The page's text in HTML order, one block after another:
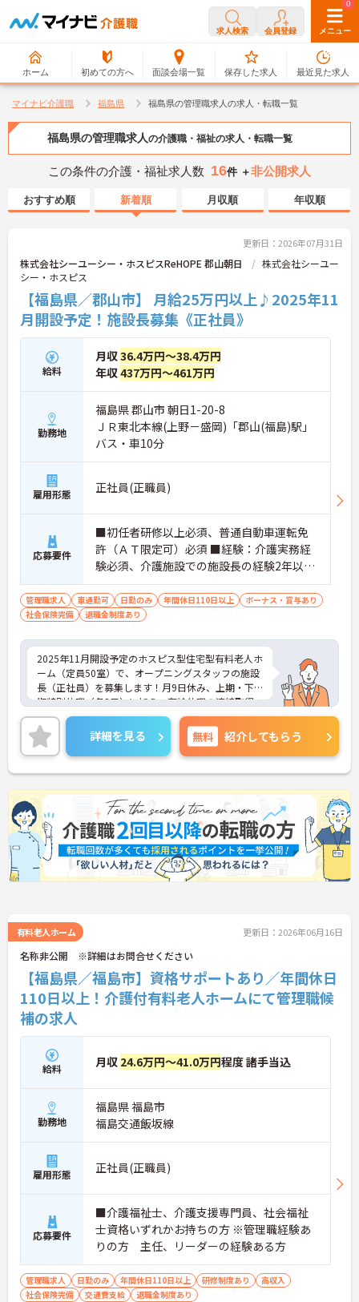
求人検索 会員登録 メニュー
ホーム 初めての方へ 面談会場一覧
0
保存した求人
0
最近見た求人
マイナビ介護職 福島県 福島県の管理職求人の求人・転職一覧
福島県の管理職求人の介護職・福祉の求人・転職一覧
この条件の介護・福祉求人数 16件 ＋非公開求人
おすすめ順 新着順 月収順 年収順
更新日：2026年07月31日
株式会社シーユーシー・ホスピスReHOPE 郡山朝日
株式会社シーユー
シー・ホスピス
【福島県／郡山市】 月給25万円以上♪2025年11
月開設予定！施設長募集《正社員》
給料
月収36.4万円～38.4万円
年収437万円～461万円
勤務地
福島県 郡山市 朝日1-20-8
ＪＲ東北本線(上野－盛岡)「郡山(福島)駅」
バス・車10分
雇用形態 正社員(正職員)
応募要件
■初任者研修以上必須、普通自動車運転免
許（ＡＴ限定可）必須 ■経験：介護実務経
験必須、介護施設での施設長の経験2年以上
（マネジメント経験必須） ※PCスキル（PC
操作、Word・Excel※初級レベル以上）
管理職求人 車通勤可 日勤のみ 年間休日110日以上
ボーナス・賞与あり
社会保険完備
退職金制度あり
2025年11月開設予定のホスピス型住宅型有料老人ホ
ーム（定員50室）で、オープニングスタッフの施設
長（正社員）を募集します！月9日休み、上期・下
期特別休暇（各3日）に加え、有給休暇の連続取得
を奨励する長期休暇支援制度もあります。福利厚生
が充実しており、資格取得支援、健康支援（オプシ
ョン健診補助等）、心の健康支援（マインドフルネ
ス）、保育手当、退職金制度（勤続3年以上）など
が整っています。車通勤も可能（駐車場有、ガソリ
ン代規定支給、交通費別途支給）。入社時研修では
ホスピスケアの基礎から専門知識（難病ケア、疼痛
緩和、人工呼吸器等）まで学べ、等級表に基づく学
びの手引きや定期的な振り返りでスキルアップを支
援します。CUCホスピスは複数の拠点を展開してお
り、称賛文化（月次表彰や年次イベント）を大切に
し、チーム一丸となってご入居者さまの「前を向い
ちしています。ご興味のある方は詳細等をお伝えし
詳細を見る 無料 紹介してもらう
有料老人ホーム 更新日：2026年06月16日
名称非公開 ※詳細はお問合せください
【福島県／福島市】資格サポートあり／年間休日
110日以上！介護付有料老人ホームにて管理職候
補の求人
給料 月収 24.6万円～41.0万円程度 諸手当込
勤務地
福島県 福島市
福島交通飯坂線
雇用形態 正社員(正職員)
応募要件
■介護福祉士、介護支援専門員、社会福祉
士資格いずれかお持ちの方 ※管理職経験あ
りの方 主任、リーダーの経験ある方
管理職求人 日勤のみ 年間休日110日以上 研修制度あり
高収入
社会保険完備
交通費支給 退職金制度あり